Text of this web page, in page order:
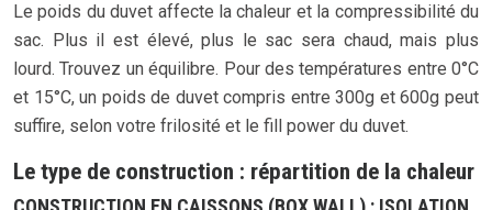
Le poids du duvet affecte la chaleur et la compressibilité du
sac. Plus il est élevé, plus le sac sera chaud, mais plus
lourd. Trouvez un équilibre. Pour des températures entre 0°C
et 15°C, un poids de duvet compris entre 300g et 600g peut
suffire, selon votre frilosité et le fill power du duvet.
Le type de construction : répartition de la chaleur